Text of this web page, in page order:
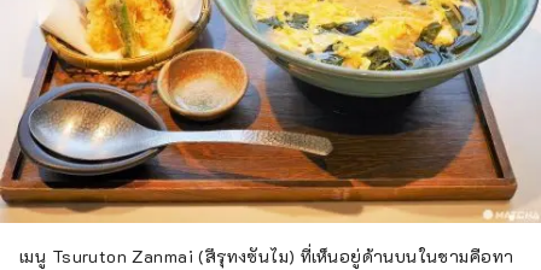
เมนู Tsuruton Zanmai (สึรุทงซันไม) ที่เห็นอยู่ด้านบนในชามคือทา